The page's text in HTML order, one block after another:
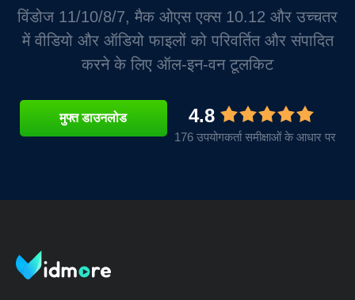
विंडोज 11/10/8/7, मैक ओएस एक्स 10.12 और उच्चतर
में वीडियो और ऑडियो फाइलों को परिवर्तित और संपादित
करने के लिए ऑल-इन-वन टूलकिट
मुफ्त डाउनलोड 4.8
176 उपयोगकर्ता समीक्षाओं के आधार पर